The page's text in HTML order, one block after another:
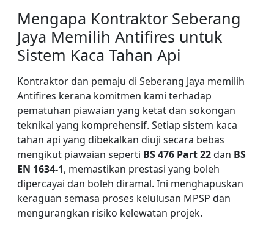
Mengapa Kontraktor Seberang
Jaya Memilih Antifires untuk
Sistem Kaca Tahan Api
Kontraktor dan pemaju di Seberang Jaya memilih
Antifires kerana komitmen kami terhadap
pematuhan piawaian yang ketat dan sokongan
teknikal yang komprehensif. Setiap sistem kaca
tahan api yang dibekalkan diuji secara bebas
mengikut piawaian seperti BS 476 Part 22dan BS
EN 1634-1, memastikan prestasi yang boleh
dipercayai dan boleh diramal. Ini menghapuskan
keraguan semasa proses kelulusan MPSP dan
mengurangkan risiko kelewatan projek.